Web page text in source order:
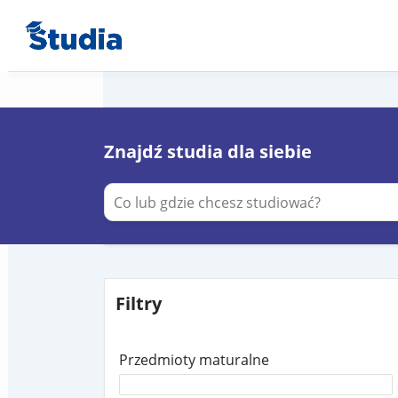
Znajdź studia dla siebie
Filtry
Przedmioty maturalne